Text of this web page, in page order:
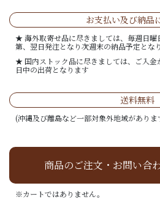
お支払い及び納品
★ 海外取寄せ品に尽きましては、毎週日曜
第、翌日発注となり次週末の納品予定とな
★ 国内ストック品に尽きましては、ご入金
日中の出荷となります
送料無料
(沖縄及び離島など一部対象外地域がありま
商品のご注文・お問い合
※カートではありません。